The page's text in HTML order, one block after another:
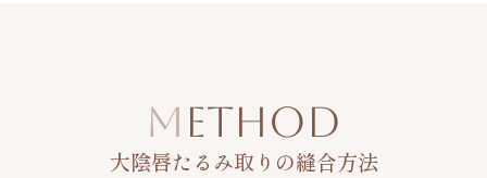
METHOD
大陰唇たるみ取りの縫合方法